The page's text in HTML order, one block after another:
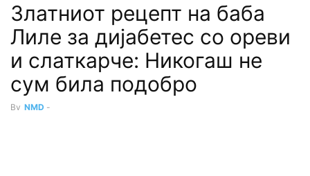
Златниот рецепт на баба
Лиле за дијабетес со ореви
и слаткарче: Никогаш не
сум била подобро
By NMD -